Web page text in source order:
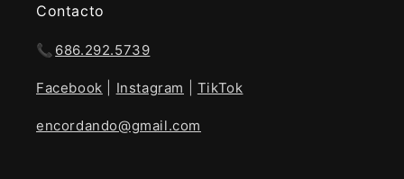
Contacto
📞 686.292.5739
Facebook Instagram TikTok
encordando@gmail.com